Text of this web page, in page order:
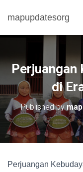
mapupdatesorg
Perjuangan
di
Published by
Perjuangan